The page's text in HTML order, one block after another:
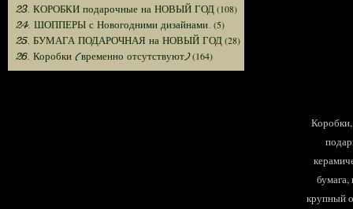
23. КОРОБКИ подарочные на НОВЫЙ ГОД(108)
24. ШОППЕРЫ с Новогодними дизайнами. (5)
25. БУМАГА ПОДАРОЧНАЯ на НОВЫЙ ГОД(28)
26. Коробки (временно отсутствуют)(164)
крупный